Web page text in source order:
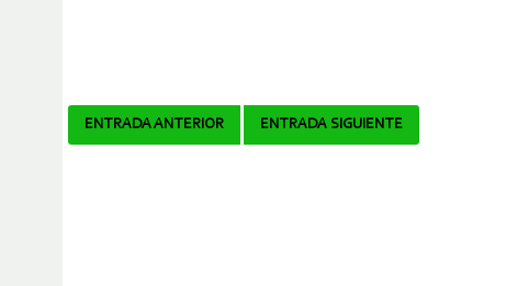
Navegador
ENTRADA ANTERIOR ENTRADA SIGUIENTE